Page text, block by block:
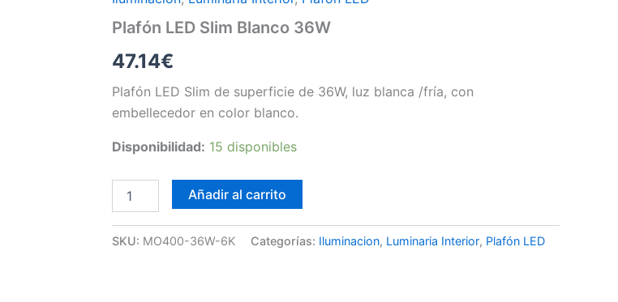
Plafón LED Slim Blanco 36W
47.14€
Plafón LED Slim de superficie de 36W, luz blanca /fría, con
embellecedor en color blanco.
Disponibilidad: 15 disponibles
LED
Blanco
Añadir al carrito
SKU: MO400-36W-6K Categorías: Iluminacion, Luminaria Interior, Plafón LED